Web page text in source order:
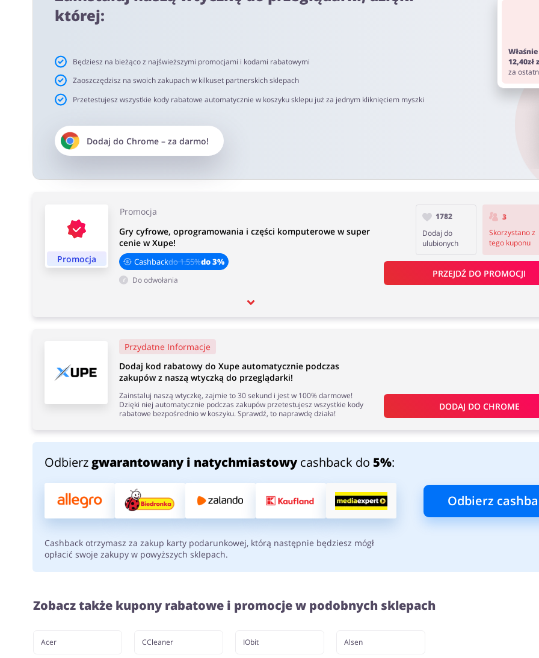
netto. Rekomendujemy korzystanie z wtyczki alerabat.com. Pamiętaj aby przed zakupem wyłączyć AdBlock oraz aby nie
oferujących kody rabatowe lub cashback.
Czas akceptacji cashback:
Średni czas akceptacji Cashback w Xupe wynosi od 40 do 90 dni.
której:
Będziesz na bieżąco z najświeższymi promocjami i kodami rabatowymi
Zaoszczędzisz na swoich zakupach w kilkuset partnerskich sklepach
Przetestujesz wszystkie kody rabatowe automatycznie w koszyku sklepu już za jednym kliknięciem myszki
Dodaj do Chrome– za darmo!
za
Promocja
Promocja
Gry cyfrowe, oprogramowania i części komputerowe w super
cenie w Xupe!
Cashbackdo 1.55%do 3%
Do odwołania
1782
Dodaj do
ulubionych
3
Skorzystano z
tego kuponu
PRZEJDŹ DO PROMOCJI
Przydatne Informacje
Dodaj kod rabatowy do Xupe automatycznie podczas
zakupów z naszą wtyczką do przeglądarki!
Zainstaluj naszą wtyczkę, zajmie to 30 sekund i jest w 100% darmowe!
Dzięki niej automatycznie podczas zakupów przetestujesz wszystkie kody
rabatowe bezpośrednio w koszyku. Sprawdź, to naprawdę działa!
DODAJ DO CHROME
Odbierz gwarantowany i natychmiastowycashback do 5%:
Odbierz
Cashback otrzymasz za zakup karty podarunkowej, którą następnie będziesz mógł
opłacić swoje zakupy w powyższych sklepach.
Zobacz także kupony rabatowe i promocje w podobnych sklepach
Acer CCleaner IObit Alsen